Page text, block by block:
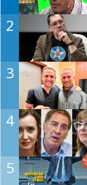
2
3
4
5